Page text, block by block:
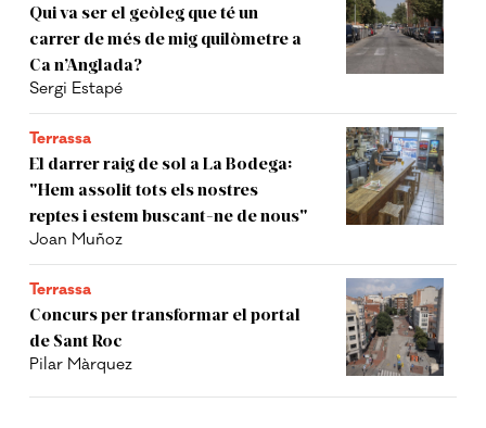
Qui va ser el geòleg que té un
carrer de més de mig quilòmetre a
Ca n’Anglada?
Sergi Estapé
Terrassa
El darrer raig de sol a La Bodega:
"Hem assolit tots els nostres
reptes i estem buscant-ne de nous"
Joan Muñoz
Terrassa
Concurs per transformar el portal
de Sant Roc
Pilar Màrquez